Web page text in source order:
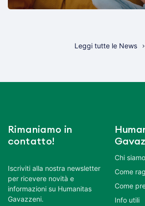
Leggi tutte le News
Rimaniamo in
contatto!
Iscriviti alla nostra newsletter
per ricevere novità e
informazioni su Humanitas
Gavazzeni.
Chi siamo
Come
Come
Info utili